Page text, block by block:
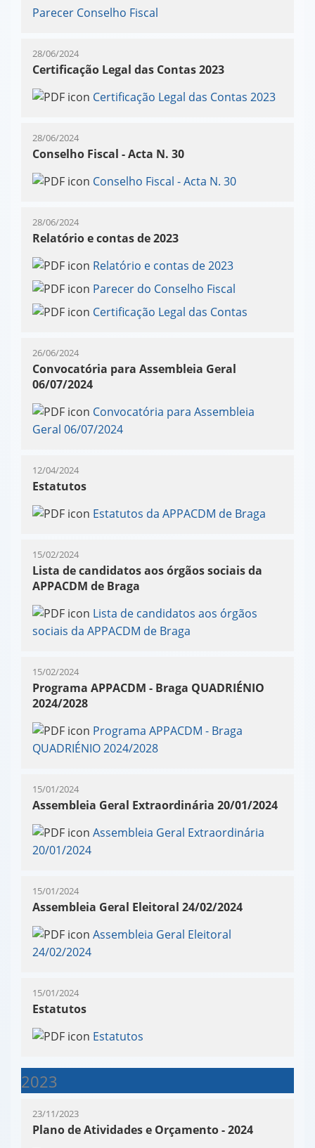
Parecer Conselho Fiscal
28/06/2024
Certificação Legal das Contas 2023
Certificação Legal das Contas 2023
28/06/2024
Conselho Fiscal - Acta N. 30
Conselho Fiscal - Acta N. 30
28/06/2024
Relatório e contas de 2023
Relatório e contas de 2023
Parecer do Conselho Fiscal
Certificação Legal das Contas
26/06/2024
Convocatória para Assembleia Geral
06/07/2024
Convocatória para Assembleia
Geral 06/07/2024
12/04/2024
Estatutos
Estatutos da APPACDM de Braga
15/02/2024
Lista de candidatos aos órgãos sociais da
APPACDM de Braga
Lista de candidatos aos órgãos
sociais da APPACDM de Braga
15/02/2024
Programa APPACDM - Braga QUADRIÉNIO
2024/2028
Programa APPACDM - Braga
QUADRIÉNIO 2024/2028
15/01/2024
Assembleia Geral Extraordinária 20/01/2024
Assembleia Geral Extraordinária
20/01/2024
15/01/2024
Assembleia Geral Eleitoral 24/02/2024
Assembleia Geral Eleitoral
24/02/2024
15/01/2024
Estatutos
Estatutos
2023
23/11/2023
Plano de Atividades e Orçamento - 2024